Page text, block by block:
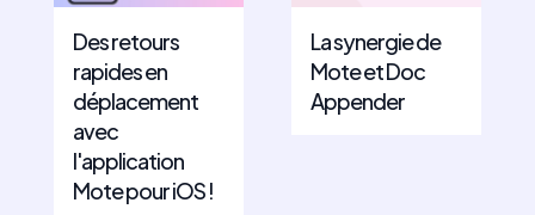
Des retours
rapides en
déplacement
avec
l'application
Mote pour iOS !
La synergie de
Mote et Doc
Appender